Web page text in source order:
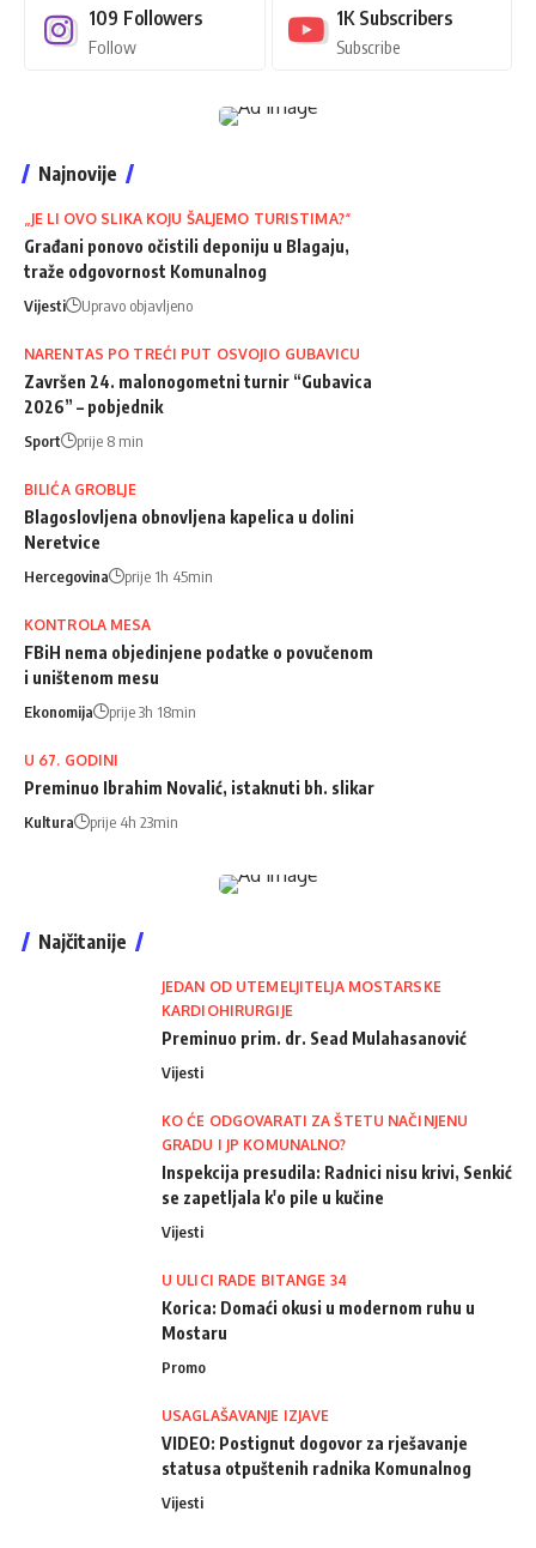
109 Followers
Follow
1K Subscribers
Subscribe
Najnovije
„JE LI OVO SLIKA KOJU ŠALJEMO TURISTIMA?“
Građani ponovo očistili deponiju u Blagaju,
traže odgovornost Komunalnog
Vijesti Upravo objavljeno
NARENTAS PO TREĆI PUT OSVOJIO GUBAVICU
Završen 24. malonogometni turnir “Gubavica
2026” – pobjednik
Sport prije 8 min
BILIĆA GROBLJE
Blagoslovljena obnovljena kapelica u dolini
Neretvice
Hercegovina prije 1h 45min
KONTROLA MESA
FBiH nema objedinjene podatke o povučenom
i uništenom mesu
Ekonomija prije 3h 18min
U 67. GODINI
Preminuo Ibrahim Novalić, istaknuti bh. slikar
Kultura prije 4h 23min
Najčitanije
JEDAN OD UTEMELJITELJA MOSTARSKE
KARDIOHIRURGIJE
Preminuo prim. dr. Sead Mulahasanović
Vijesti
KO ĆE ODGOVARATI ZA ŠTETU NAČINJENU
GRADU I JP KOMUNALNO?
Inspekcija presudila: Radnici nisu krivi, Senkić
se zapetljala k'o pile u kučine
Vijesti
U ULICI RADE BITANGE 34
Korica: Domaći okusi u modernom ruhu u
Mostaru
Promo
USAGLAŠAVANJE IZJAVE
VIDEO: Postignut dogovor za rješavanje
statusa otpuštenih radnika Komunalnog
Vijesti